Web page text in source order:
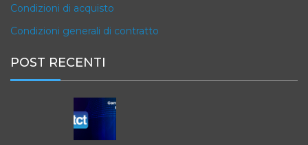
Condizioni di acquisto
Condizioni generali di contratto
POST RECENTI